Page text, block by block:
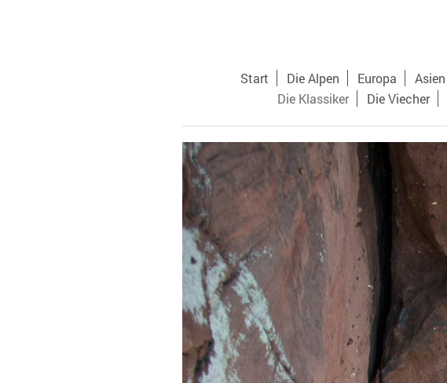
Start Die Alpen Europa Asien
Die Klassiker
Die Viecher